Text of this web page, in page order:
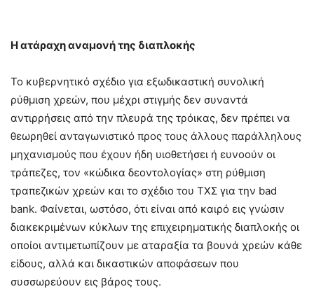
Η ατάραχη αναμονή της διαπλοκής
Το κυβερνητικό σχέδιο για εξωδικαστική συνολική
ρύθμιση χρεών, που μέχρι στιγμής δεν συναντά
αντιρρήσεις από την πλευρά της τρόικας, δεν πρέπει να
θεωρηθεί ανταγωνιστικό προς τους άλλους παράλληλους
μηχανισμούς που έχουν ήδη υιοθετήσει ή ευνοούν οι
τράπεζες, τον «κώδικα δεοντολογίας» στη ρύθμιση
τραπεζικών χρεών και το σχέδιο του ΤΧΣ για την bad
bank. Φαίνεται, ωστόσο, ότι είναι από καιρό εις γνώσιν
διακεκριμένων κύκλων της επιχειρηματικής διαπλοκής οι
οποίοι αντιμετωπίζουν με αταραξία τα βουνά χρεών κάθε
είδους, αλλά και δικαστικών αποφάσεων που
συσσωρεύουν εις βάρος τους.